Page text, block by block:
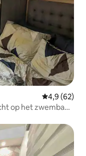
Gemiddelde
4,9 (62)
op het zwembad,